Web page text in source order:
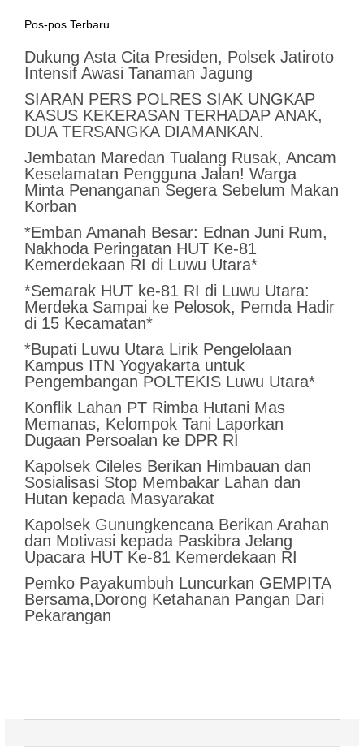
Pos-pos Terbaru
Dukung Asta Cita Presiden, Polsek Jatiroto
Intensif Awasi Tanaman Jagung
SIARAN PERS POLRES SIAK UNGKAP
KASUS KEKERASAN TERHADAP ANAK,
DUA TERSANGKA DIAMANKAN.
Jembatan Maredan Tualang Rusak, Ancam
Keselamatan Pengguna Jalan! Warga
Minta Penanganan Segera Sebelum Makan
Korban
*Emban Amanah Besar: Ednan Juni Rum,
Nakhoda Peringatan HUT Ke-81
Kemerdekaan RI di Luwu Utara*
*Semarak HUT ke-81 RI di Luwu Utara:
Merdeka Sampai ke Pelosok, Pemda Hadir
di 15 Kecamatan*
*Bupati Luwu Utara Lirik Pengelolaan
Kampus ITN Yogyakarta untuk
Pengembangan POLTEKIS Luwu Utara*
Konflik Lahan PT Rimba Hutani Mas
Memanas, Kelompok Tani Laporkan
Dugaan Persoalan ke DPR RI
Kapolsek Cileles Berikan Himbauan dan
Sosialisasi Stop Membakar Lahan dan
Hutan kepada Masyarakat
‎Kapolsek Gunungkencana Berikan Arahan
dan Motivasi kepada Paskibra Jelang
Upacara HUT Ke-81 Kemerdekaan RI
Pemko Payakumbuh Luncurkan GEMPITA
Bersama,Dorong Ketahanan Pangan Dari
Pekarangan